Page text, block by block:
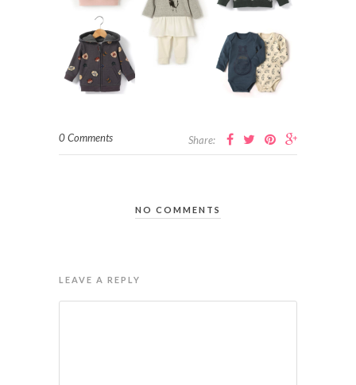
0 Comments Share:
NO COMMENTS
LEAVE A REPLY